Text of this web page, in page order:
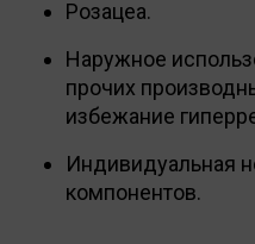
Розацеа.
Наружное
прочих
избежание
Индивидуальная
компонентов.